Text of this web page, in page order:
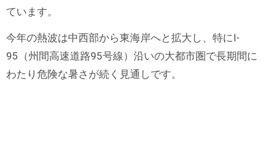
ています。
今年の熱波は中西部から東海岸へと拡大し、特にI-
95（州間高速道路95号線）沿いの大都市圏で長期間に
わたり危険な暑さが続く見通しです。